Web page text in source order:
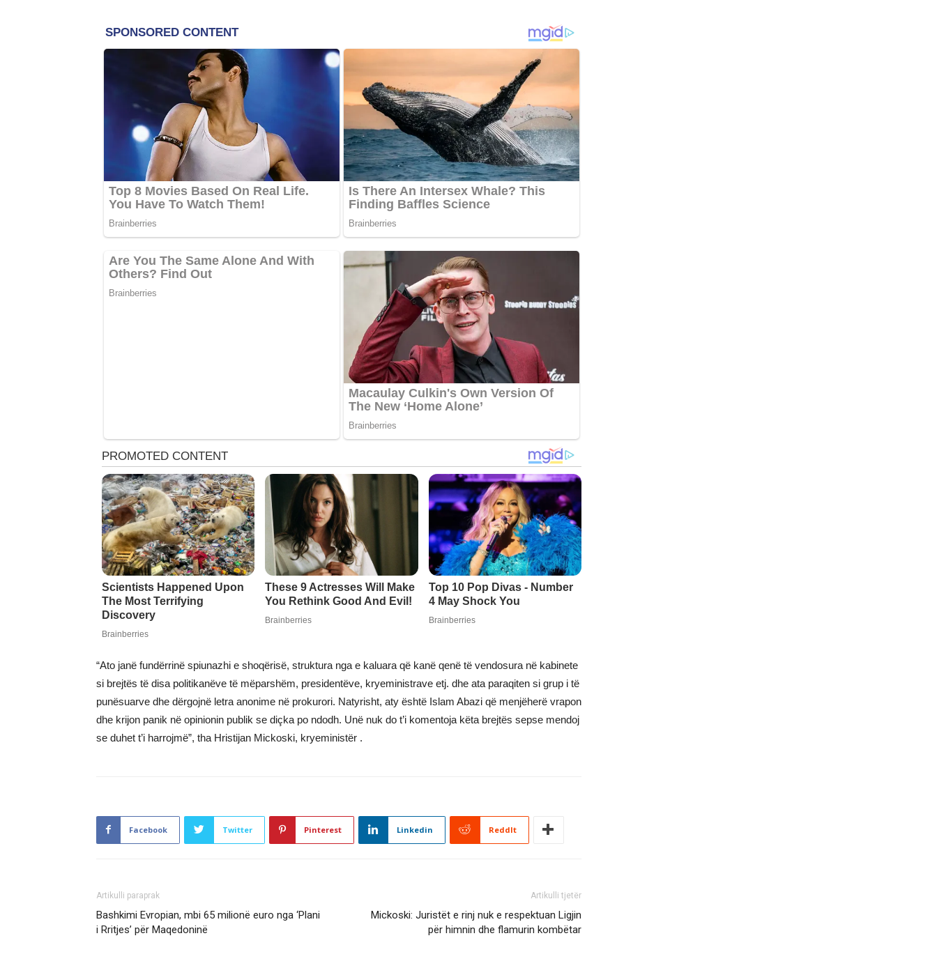
“Ato janë fundërrinë spiunazhi e shoqërisë, struktura nga e kaluara që kanë qenë të vendosura në kabinete
si brejtës të disa politikanëve të mëparshëm, presidentëve, kryeministrave etj. dhe ata paraqiten si grup i të
punësuarve dhe dërgojnë letra anonime në prokurori. Natyrisht, aty është Islam Abazi që menjëherë vrapon
dhe krijon panik në opinionin publik se diçka po ndodh. Unë nuk do t’i komentoja këta brejtës sepse mendoj
se duhet t’i harrojmë”, tha Hristijan Mickoski, kryeministër .
Facebook Twitter Pinterest Linkedin ReddIt
Artikulli paraprak
Bashkimi Evropian, mbi 65 milionë euro nga ‘Plani
i Rritjes’ për Maqedoninë
Artikulli tjetër
Mickoski: Juristët e rinj nuk e respektuan Ligjin
për himnin dhe flamurin kombëtar